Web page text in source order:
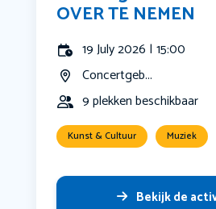
OVER TE NEMEN
19 July 2026 | 15:00
Concertgeb...
9 plekken beschikbaar
Kunst & Cultuur Muziek
Bekijk de